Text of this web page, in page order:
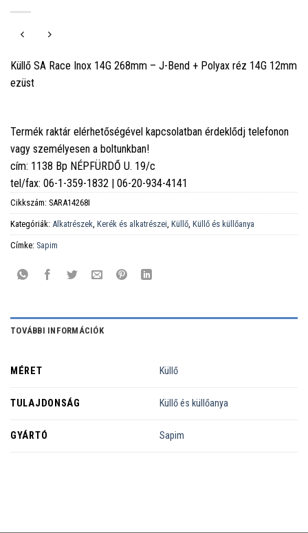
Küllő SA Race Inox 14G 268mm – J-Bend + Polyax réz 14G 12mm
ezüst
Termék raktár elérhetőségével kapcsolatban érdeklődj telefonon
vagy személyesen a boltunkban!
cím: 1138 Bp NÉPFÜRDŐ U. 19/c
tel/fax: 06-1-359-1832 | 06-20-934-4141
Cikkszám: SARA14268I
Kategóriák: Alkatrészek Kerék és alkatrészei Küllő Küllő és küllőanya
Címke: Sapim
TOVÁBBI INFORMÁCIÓK
MÉRET Küllő
TULAJDONSÁG Küllő és küllőanya
GYÁRTÓ Sapim